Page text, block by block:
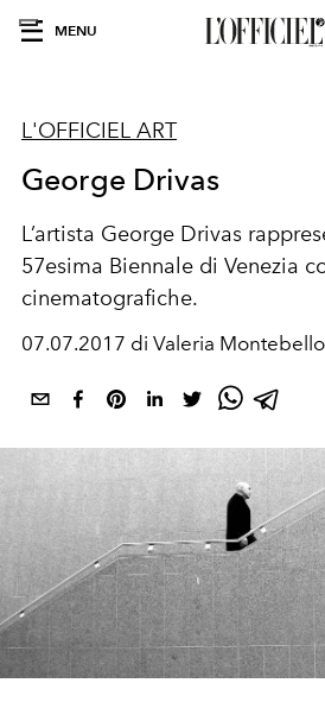
MENU
L'OFFICIEL ART
George Drivas
L’artista George Drivas
57esima Biennale di Venezia
cinematografiche.
07.07.2017 di Valeria Montebello